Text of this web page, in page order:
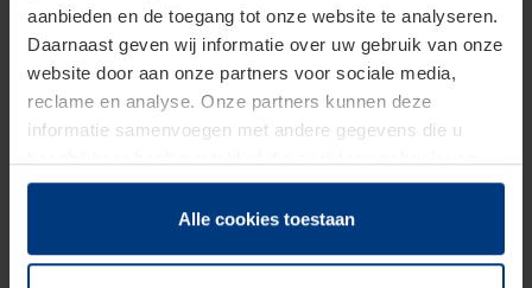
aanbieden en de toegang tot onze website te analyseren.
Daarnaast geven wij informatie over uw gebruik van onze
website door aan onze partners voor sociale media,
reclame en analyse. Onze partners kunnen deze
informatie samenvoegen met andere gegevens die u
hun diensten hebben verzameld.
Juridisch hebben wij het recht om cookies op uw
van deze pagina's absoluut vereist is. Voor alle andere
Alle cookies toestaan
Les portes d’intérieur, avec la motorisation de porte
PortaMatic de Hörmann, peuvent être tout